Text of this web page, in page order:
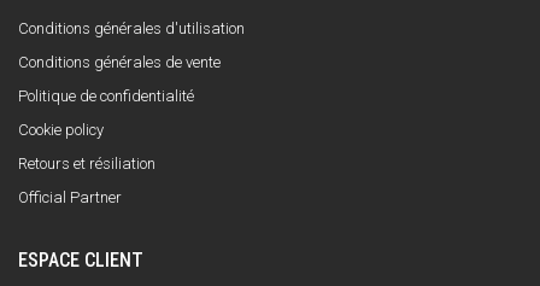
Conditions générales d'utilisation
Conditions générales de vente
Politique de confidentialité
Cookie policy
Retours et résiliation
Official Partner
ESPACE CLIENT